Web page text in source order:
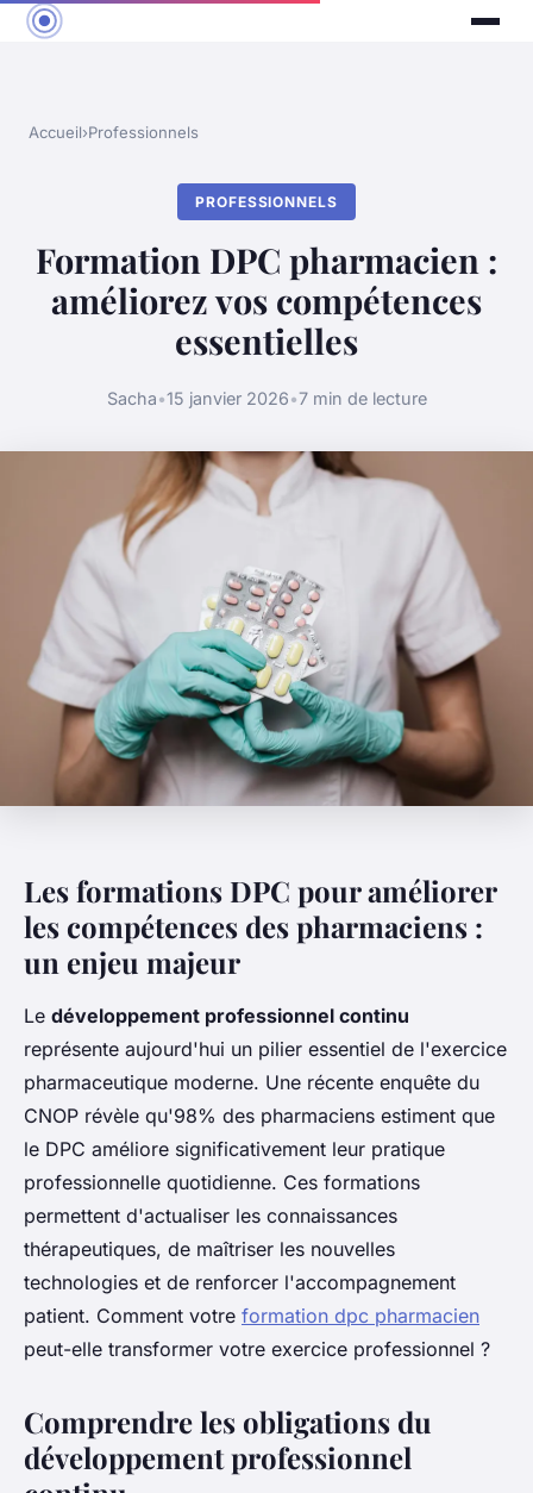
Accueil›Professionnels
PROFESSIONNELS
Formation DPC pharmacien :
améliorez vos compétences
essentielles
Sacha•15 janvier 2026•7 min de lecture
Les formations DPC pour améliorer
les compétences des pharmaciens :
un enjeu majeur
Le développement professionnel continu
représente aujourd'hui un pilier essentiel de l'exercice
pharmaceutique moderne. Une récente enquête du
CNOP révèle qu'98% des pharmaciens estiment que
le DPC améliore significativement leur pratique
professionnelle quotidienne. Ces formations
permettent d'actualiser les connaissances
thérapeutiques, de maîtriser les nouvelles
technologies et de renforcer l'accompagnement
patient. Comment votre formation dpc pharmacien
peut-elle transformer votre exercice professionnel ?
Comprendre les obligations du
développement professionnel